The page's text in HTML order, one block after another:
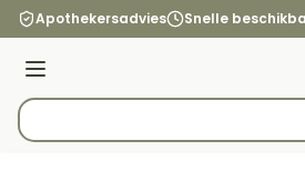
Ga naar de inhoud
Apothekersadvies Snelle
Menu
Product, merk, categorie...